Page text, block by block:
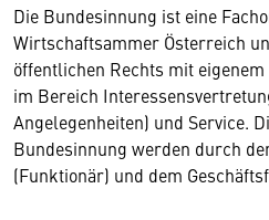
Die Bundesinnung ist eine
Wirtschaftsammer Österreich
öffentlichen Rechts mit
im Bereich
Angelegenheiten) und Service.
Bundesinnung werden durch
(Funktionär) und dem